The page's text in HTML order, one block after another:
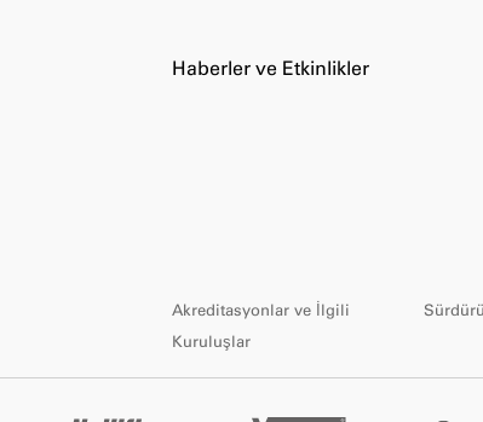
Haberler ve Etkinlikler
Akreditasyonlar ve İlgili
Kuruluşlar